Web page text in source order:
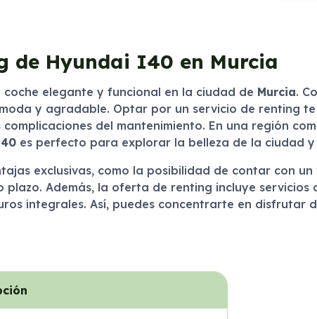
de Hyundai I40 en Murcia
elegante y funcional en la ciudad de Murcia.
y agradable. Optar por un servicio de renting
del mantenimiento. En una región
es perfecto para explorar la belleza de la ciudad y
exclusivas, como la posibilidad de contar con un
Además, la oferta de renting incluye servicios
integrales. Así, puedes concentrarte en disfrutar